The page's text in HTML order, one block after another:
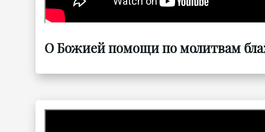
О Божией помощи по молитвам